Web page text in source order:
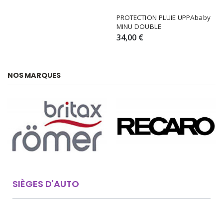
PROTECTION PLUIE UPPAbaby
MINU DOUBLE
34,00 €
NOS MARQUES
SIÈGES D'AUTO